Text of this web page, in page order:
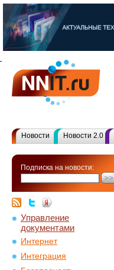
Новости Новости 2.0
Подписка на новости:
Управление
документами
Интернет
Интеграция